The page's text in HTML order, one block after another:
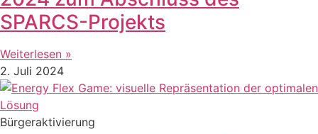
SPARCS-Projekts
Weiterlesen »
2. Juli 2024
Bürgeraktivierung